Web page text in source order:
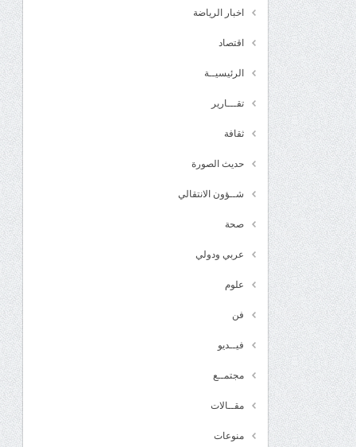
اخبار الرياضة
اقتصاد
الرئيسيــة
تقـــارير
ثقافة
حديث الصورة
شــؤون الانتقالي
صحة
عربي ودولي
علوم
فن
فيــديو
مجتمــع
مقــالات
منوعات